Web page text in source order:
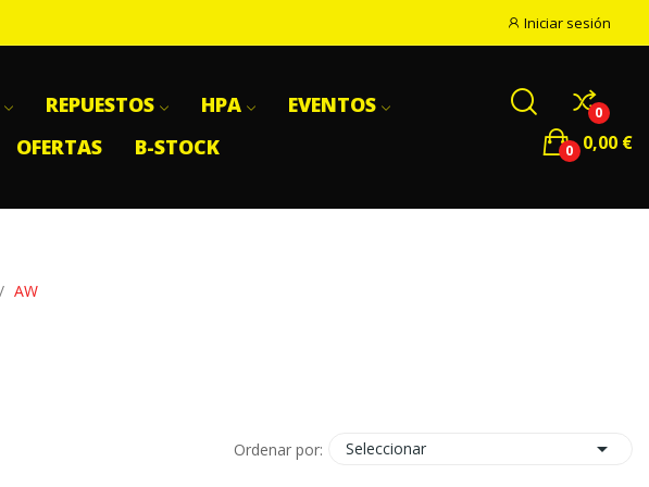
Iniciar sesión
REPUESTOS HPA
EVENTOS
OFERTAS B-STOCK
0
0,00 €
0
AW
Ordenar por: Seleccionar 